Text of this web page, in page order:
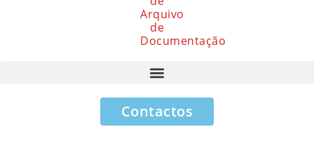
Contactos